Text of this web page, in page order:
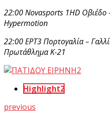
22:00 Novasports 1HD Οβιέδο
Hypermotion
22:00 ΕΡΤ3 Πορτογαλία –
Πρωτάθλημα Κ-21
Highlight2
previous